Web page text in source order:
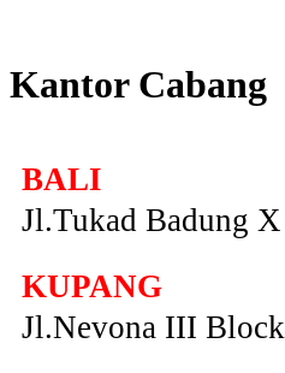
Kantor Cabang
BALI
Jl.Tukad Badung
KUPANG
Jl.Nevona III